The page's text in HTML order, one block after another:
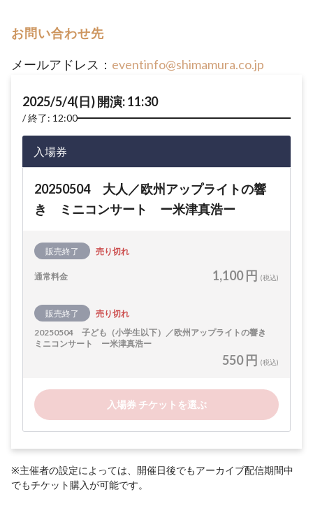
お問い合わせ先
メールアドレス： eventinfo@shimamura.co.jp
2025/5/4(日) 開演: 11:30
終了: 12:00
入場券
20250504 大人／欧州アップライトの響
き ミニコンサート ー米津真浩ー
販売終了 売り切れ
通常料金 1,100 円 (税込)
販売終了
売り切れ
20250504 子ども（小学生以下）／欧州アップライトの響き
ミニコンサート ー米津真浩ー
550 円 (税込)
入場券 チケットを選ぶ
※主催者の設定によっては、開催日後でもアーカイブ配信期間中
でもチケット購入が可能です。